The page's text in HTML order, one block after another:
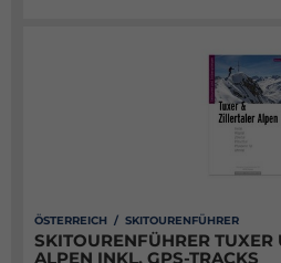
ÖSTERREICH / SKITOURENFÜHRER
SKITOURENFÜHRER TUXER
ALPEN INKL. GPS-TRACKS